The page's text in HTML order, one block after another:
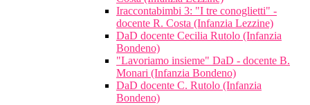
Iraccontabimbi 3: "I tre conoglietti" -
docente R. Costa (Infanzia Lezzine)
DaD docente Cecilia Rutolo (Infanzia
Bondeno)
"Lavoriamo insieme" DaD - docente B.
Monari (Infanzia Bondeno)
DaD docente C. Rutolo (Infanzia
Bondeno)